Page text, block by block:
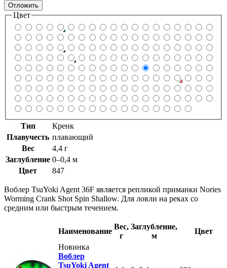
Отложить
Цвет
Тип
Кренк
Плавучесть плавающий
Вес
4,4 г
Заглубление 0–0,4 м
Цвет
847
Воблер TsuYoki Agent 36F является репликой приманки Nories
Worming Crank Shot Spin Shallow. Для ловли на реках со
средним или быстрым течением.
Наименование
Вес,
г
Заглубление,
м
Цвет
Новинка
Воблер
TsuYoki Agent